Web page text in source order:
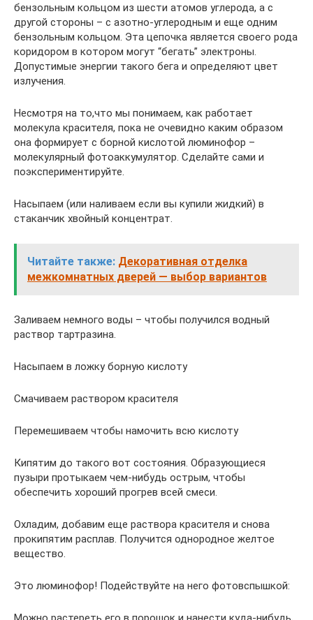
бензольным кольцом из шести атомов углерода, а с
другой стороны – с азотно-углеродным и еще одним
бензольным кольцом. Эта цепочка является своего рода
коридором в котором могут “бегать” электроны.
Допустимые энергии такого бега и определяют цвет
излучения.
Несмотря на то,что мы понимаем, как работает
молекула красителя, пока не очевидно каким образом
она формирует с борной кислотой люминофор –
молекулярный фотоаккумулятор. Сделайте сами и
поэкспериментируйте.
Насыпаем (или наливаем если вы купили жидкий) в
стаканчик хвойный концентрат.
Читайте также: Декоративная отделка
межкомнатных дверей — выбор вариантов
Заливаем немного воды – чтобы получился водный
раствор тартразина.
Насыпаем в ложку борную кислоту
Смачиваем раствором красителя
Перемешиваем чтобы намочить всю кислоту
Кипятим до такого вот состояния. Образующиеся
пузыри протыкаем чем-нибудь острым, чтобы
обеспечить хороший прогрев всей смеси.
Охладим, добавим еще раствора красителя и снова
прокипятим расплав. Получится однородное желтое
вещество.
Это люминофор! Подействуйте на него фотовспышкой: